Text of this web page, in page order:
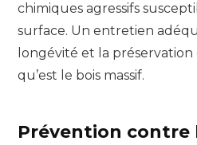
chimiques agressifs
surface. Un entretien
longévité et la
qu’est le bois massif.
Prévention contre